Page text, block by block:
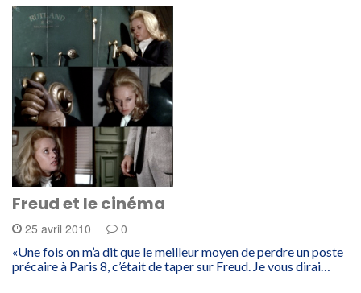
Freud et le cinéma
25 avril 2010 0
«Une fois on m’a dit que le meilleur moyen de perdre un poste
précaire à Paris 8, c’était de taper sur Freud. Je vous dirai…